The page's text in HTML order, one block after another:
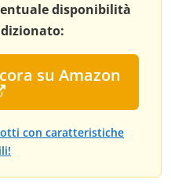
disponibilità
su Amazon
con caratteristiche